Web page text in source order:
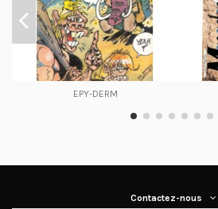
EPY-DERM
Contactez-nous